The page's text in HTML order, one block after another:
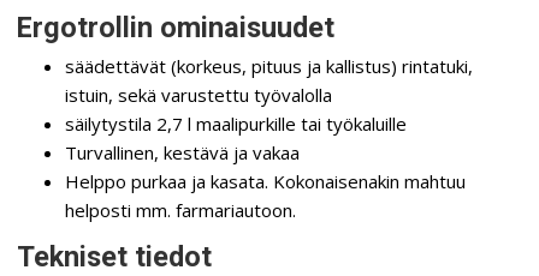
Ergotrollin ominaisuudet
säädettävät (korkeus, pituus ja kallistus) rintatuki,
istuin, sekä varustettu työvalolla
säilytystila 2,7 l maalipurkille tai työkaluille
Turvallinen, kestävä ja vakaa
Helppo purkaa ja kasata. Kokonaisenakin mahtuu
helposti mm. farmariautoon.
Tekniset tiedot